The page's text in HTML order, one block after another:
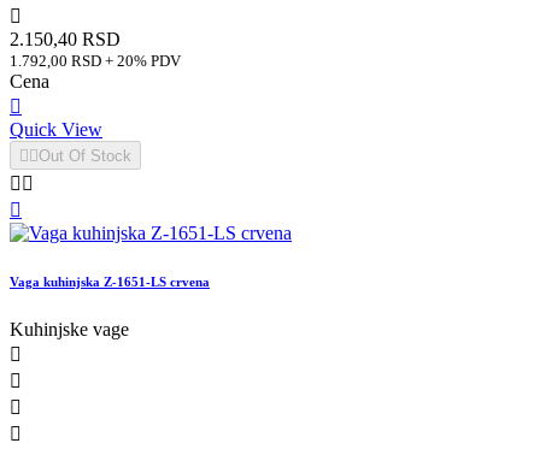

2.150,40 RSD
1.792,00 RSD + 20% PDV
Cena

Quick View
 Out Of Stock
 

Vaga kuhinjska Z-1651-LS crvena
Kuhinjske vage



